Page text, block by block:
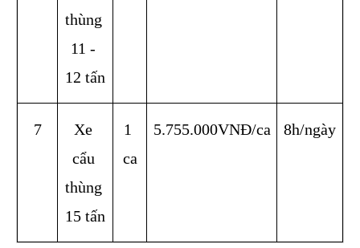
thùng
11 -
12 tấn
7
Xe
cẩu
thùng
15 tấn
1
ca
5.755.000VNĐ/ca 8h/ngày